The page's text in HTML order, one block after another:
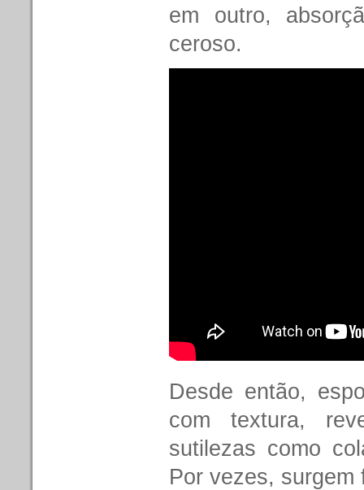
em outro,
ceroso.
Desde então,
com textura,
sutilezas como
Por vezes, surgem